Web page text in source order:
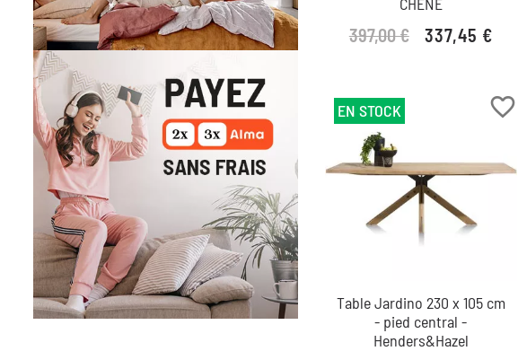
Prix de base
397,00 € Prix
337,45 €
favorite_border
Table Jardino 230 x 105 cm
- pied central -
Henders&Hazel
EN STOCK